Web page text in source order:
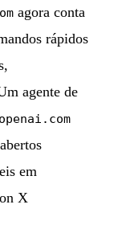
agora conta
rápidos
agente de
em
X